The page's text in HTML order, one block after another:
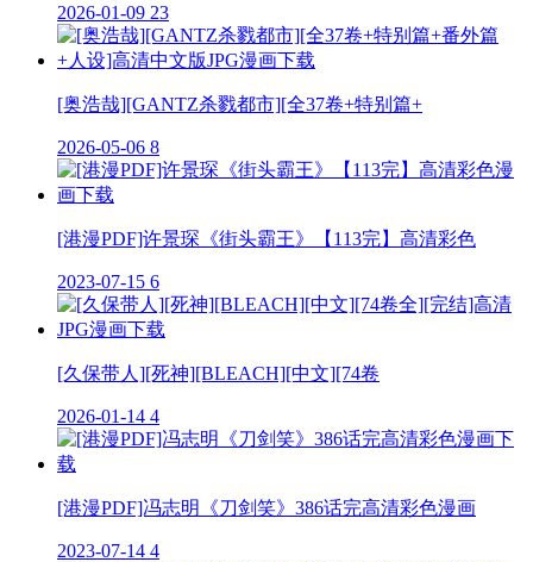
2026-01-09 23
[奥浩哉][GANTZ杀戮都市][全37卷+特别篇+
2026-05-06 8
[港漫PDF]许景琛《街头霸王》【113完】高清彩色
2023-07-15 6
[久保带人][死神][BLEACH][中文][74卷
2026-01-14 4
[港漫PDF]冯志明《刀剑笑》386话完高清彩色漫画
2023-07-14 4